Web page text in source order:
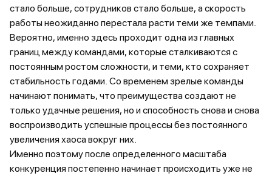
стало больше, сотрудников стало больше, а скорость
работы неожиданно перестала расти теми же темпами.
Вероятно, именно здесь проходит одна из главных
границ между командами, которые сталкиваются с
постоянным ростом сложности, и теми, кто сохраняет
стабильность годами. Со временем зрелые команды
начинают понимать, что преимущества создают не
только удачные решения, но и способность снова и снова
воспроизводить успешные процессы без постоянного
увеличения хаоса вокруг них.
Именно поэтому после определенного масштаба
конкуренция постепенно начинает происходить уже не